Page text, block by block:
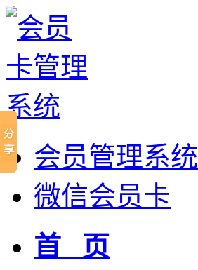
会员管理系统
微信会员卡
首 页